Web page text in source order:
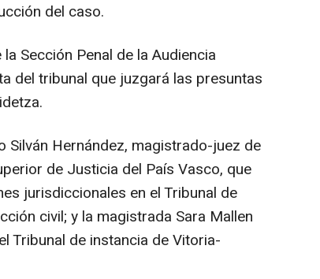
del caso.
Sección Penal de la Audiencia
del tribunal que juzgará las presuntas
Silván Hernández, magistrado-juez de
de Justicia del País Vasco, que
jurisdiccionales en el Tribunal de
civil; y la magistrada Sara Mallen
Tribunal de instancia de Vitoria-